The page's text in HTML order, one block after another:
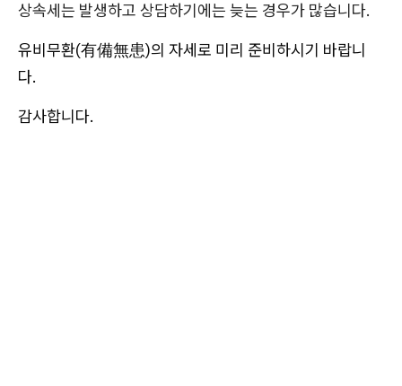
상속세는 발생하고 상담하기에는 늦는 경우가 많습니다.
유비무환(有備無患)의 자세로 미리 준비하시기 바랍니
다.
감사합니다.